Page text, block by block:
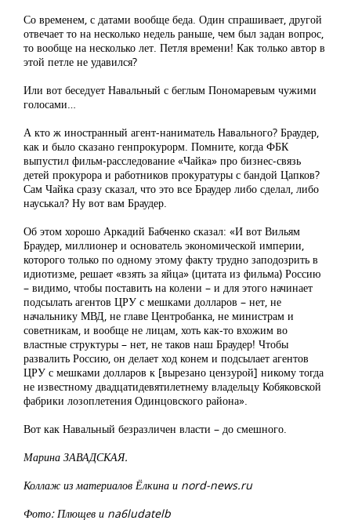
Со временем, с датами вообще беда. Один спрашивает, другой
отвечает то на несколько недель раньше, чем был задан вопрос,
то вообще на несколько лет. Петля времени! Как только автор в
этой петле не удавился?
Или вот беседует Навальный с беглым Пономаревым чужими
голосами…
А кто ж иностранный агент-наниматель Навального? Браудер,
как и было сказано генпрокурорм. Помните, когда ФБК
выпустил фильм-расследование «Чайка» про бизнес-связь
детей прокурора и работников прокуратуры с бандой Цапков?
Сам Чайка сразу сказал, что это все Браудер либо сделал, либо
науськал? Ну вот вам Браудер.
Об этом хорошо Аркадий Бабченко сказал: «И вот Вильям
Браудер, миллионер и основатель экономической империи,
которого только по одному этому факту трудно заподозрить в
идиотизме, решает «взять за яйца» (цитата из фильма) Россию
– видимо, чтобы поставить на колени – и для этого начинает
подсылать агентов ЦРУ с мешками долларов – нет, не
начальнику МВД, не главе Центробанка, не министрам и
советникам, и вообще не лицам, хоть как-то вхожим во
властные структуры – нет, не таков наш Браудер! Чтобы
развалить Россию, он делает ход конем и подсылает агентов
ЦРУ с мешками долларов к [вырезано цензурой] никому тогда
не известному двадцатидевятилетнему владельцу Кобяковской
фабрики лозоплетения Одинцовского района».
Вот как Навальный безразличен власти – до смешного.
Марина ЗАВАДСКАЯ.
Коллаж из материалов Ёлкина и nord-news.ru
Фото: Плющев и na6ludatelb